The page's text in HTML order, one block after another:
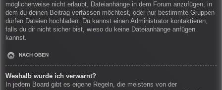
möglicherweise nicht erlaubt, Dateianhänge in dem Forum anzufügen, in
dem du deinen Beitrag verfassen möchtest, oder nur bestimmte Gruppen
dürfen Dateien hochladen. Du kannst einen Administrator kontaktieren,
falls du dir nicht sicher bist, wieso du keine Dateianhänge anfügen
kannst.
NACH OBEN
Weshalb wurde ich verwarnt?
In jedem Board gibt es eigene Regeln, die meistens von der